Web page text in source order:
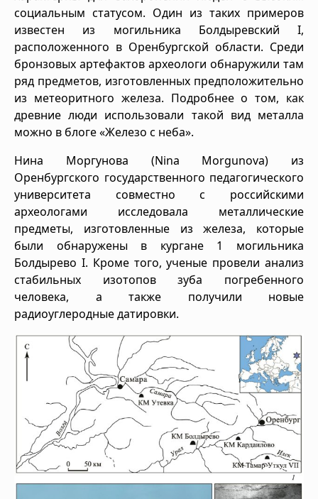
социальным статусом. Один из таких примеров
известен из могильника Болдыревский I,
расположенного в Оренбургской области. Среди
бронзовых артефактов археологи обнаружили там
ряд предметов, изготовленных предположительно
из метеоритного железа. Подробнее о том, как
древние люди использовали такой вид металла
можно в блоге «Железо с неба».
Нина Моргунова (Nina Morgunova) из
Оренбургского государственного педагогического
университета совместно с российскими
археологами исследовала металлические
предметы, изготовленные из железа, которые
были обнаружены в кургане 1 могильника
Болдырево I. Кроме того, ученые провели анализ
стабильных изотопов зуба погребенного
человека, а также получили новые
радиоуглеродные датировки.